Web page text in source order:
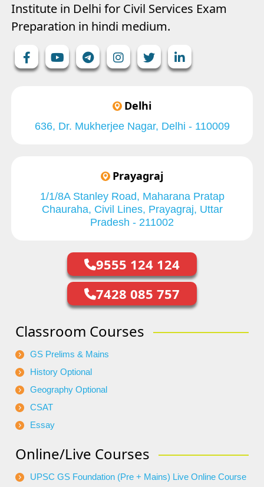
Institute in Delhi for Civil Services Exam
Preparation in hindi medium.
Delhi
636, Dr. Mukherjee Nagar, Delhi - 110009
Prayagraj
1/1/8A Stanley Road, Maharana Pratap
Chauraha, Civil Lines, Prayagraj, Uttar
Pradesh - 211002
9555 124 124
7428 085 757
Classroom Courses
GS Prelims & Mains
History Optional
Geography Optional
CSAT
Essay
Online/Live Courses
UPSC GS Foundation (Pre + Mains) Live Online Course